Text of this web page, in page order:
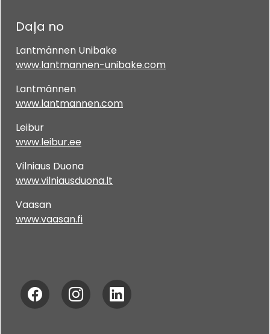
Daļa no
Lantmännen Unibake
www.lantmannen-unibake.com
Lantmännen
www.lantmannen.com
Leibur
www.leibur.ee
Vilniaus Duona
www.vilniausduona.lt
Vaasan
www.vaasan.fi